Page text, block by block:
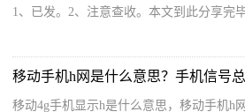
1、已发。2、注意查收。本文到此分享完
移动手机h网是什么意思？手机信号
移动4g手机显示h是什么意思，移动手机h